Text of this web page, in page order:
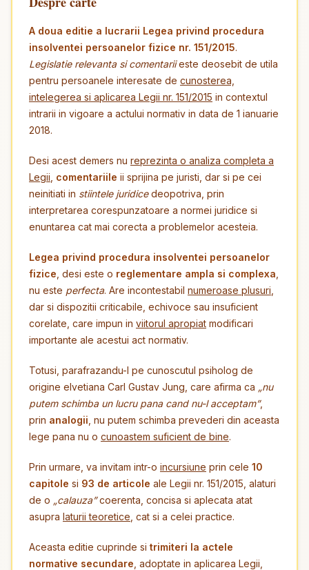
A doua editie a lucrarii Legea privind procedura
insolventei persoanelor fizice nr. 151/2015.
Legislatie relevanta si comentariieste deosebit de utila
pentru persoanele interesate de cunosterea,
intelegerea si aplicarea Legii nr. 151/2015 in contextul
intrarii in vigoare a actului normativ in data de 1 ianuarie
2018.
Desi acest demers nu reprezinta o analiza completa a
Legii comentariile ii sprijina pe juristi, dar si pe cei
neinitiati in stiintele juridicedeopotriva, prin
interpretarea corespunzatoare a normei juridice si
enuntarea cat mai corecta a problemelor acesteia.
Legea privind procedura insolventei persoanelor
fizice , desi este o reglementare ampla si complexa
nu este perfecta. Are incontestabil numeroase plusuri
dar si dispozitii criticabile, echivoce sau insuficient
corelate, care impun in viitorul apropiat modificari
importante ale acestui act normativ.
Totusi, parafrazandu-l pe cunoscutul psiholog de
origine elvetiana Carl Gustav Jung, care afirma ca „nu
putem schimba un lucru pana cand nu-l acceptam”,
prin analogii , nu putem schimba prevederi din aceasta
lege pana nu o cunoastem suficient de bine.
Prin urmare, va invitam intr-o incursiune prin cele 10
capitole si 93 de articole ale Legii nr. 151/2015, alaturi
de o „calauza”coerenta, concisa si aplecata atat
asupra laturii teoretice , cat si a celei practice.
Aceasta editie cuprinde si trimiteri la actele
normative secundare , adoptate in aplicarea Legii,